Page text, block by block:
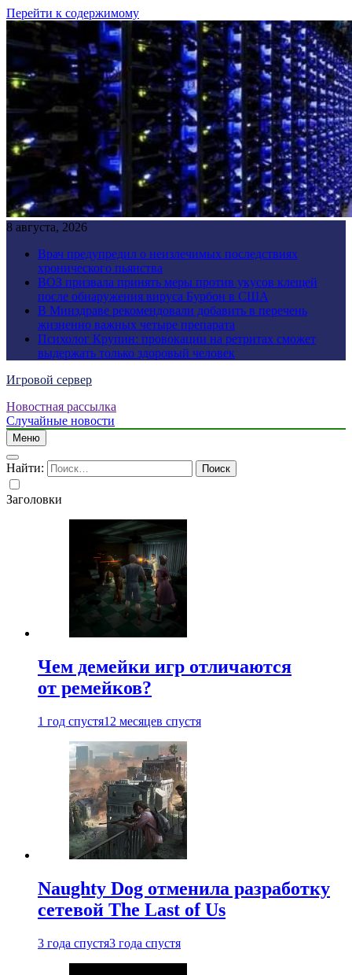
Перейти к содержимому
8 августа, 2026
Врач предупредил о неизлечимых последствиях
хронического пьянства
ВОЗ призвала принять меры против укусов клещей
после обнаружения вируса Бурбон в США
В Минздраве рекомендовали добавить в перечень
жизненно важных четыре препарата
Психолог Крупин: провокации на ретритах сможет
выдержать только здоровый человек
Игровой сервер
Новостная рассылка
Случайные новости
Меню
Найти:
Заголовки
Чем демейки игр отличаются
от ремейков?
1 год спустя12 месяцев спустя
Naughty Dog отменила разработку
сетевой The Last of Us
3 года спустя3 года спустя